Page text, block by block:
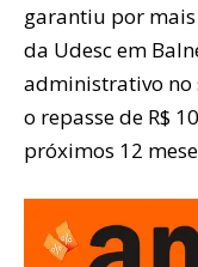
garantiu por mais
da Udesc em
administrativo no
o repasse de R$
próximos 12